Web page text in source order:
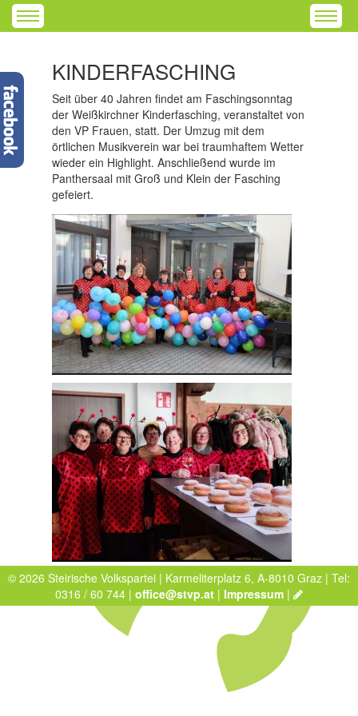
KINDERFASCHING
Seit über 40 Jahren findet am Faschingsonntag
der Weißkirchner Kinderfasching, veranstaltet von
den VP Frauen, statt. Der Umzug mit dem
örtlichen Musikverein war bei traumhaftem Wetter
wieder ein Highlight. Anschließend wurde im
Panthersaal mit Groß und Klein der Fasching
gefeiert.
© 2026 Steirische Volkspartei | Karmeliterplatz 6, A-8010 Graz | Tel:
0316 / 60 744 | office@stvp.at | Impressum |